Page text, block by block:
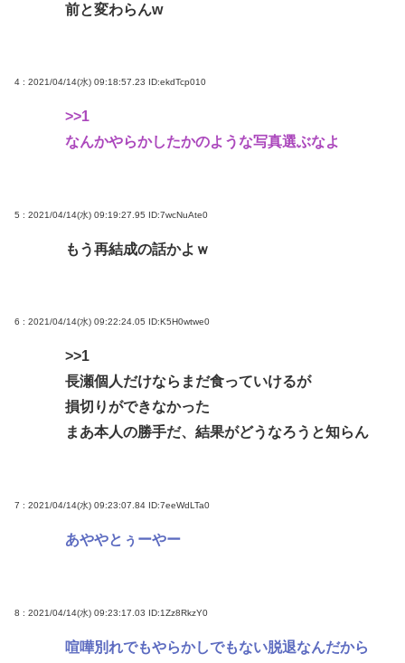
前と変わらんw
4 : 2021/04/14(水) 09:18:57.23 ID:ekdTcp010
>>1
なんかやらかしたかのような写真選ぶなよ
5 : 2021/04/14(水) 09:19:27.95 ID:7wcNuAte0
もう再結成の話かよｗ
6 : 2021/04/14(水) 09:22:24.05 ID:K5H0wtwe0
>>1
長瀬個人だけならまだ食っていけるが
損切りができなかった
まあ本人の勝手だ、結果がどうなろうと知らん
7 : 2021/04/14(水) 09:23:07.84 ID:7eeWdLTa0
あややとぅーやー
8 : 2021/04/14(水) 09:23:17.03 ID:1Zz8RkzY0
喧嘩別れでもやらかしでもない脱退なんだから